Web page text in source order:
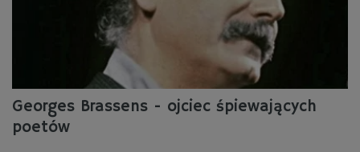
Georges Brassens - ojciec śpiewających
poetów